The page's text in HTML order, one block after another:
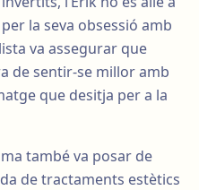
la seva obsessió amb
va assegurar que
de sentir-se millor amb
que desitja per a la
també va posar de
de tractaments estètics